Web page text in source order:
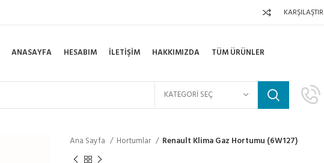
KARŞILAŞTIR
ANASAYFA HESABIM İLETIŞIM HAKKIMIZDA TÜM ÜRÜNLER
KATEGORI SEÇ
Ana Sayfa Hortumlar Renault Klima Gaz Hortumu (6W127)